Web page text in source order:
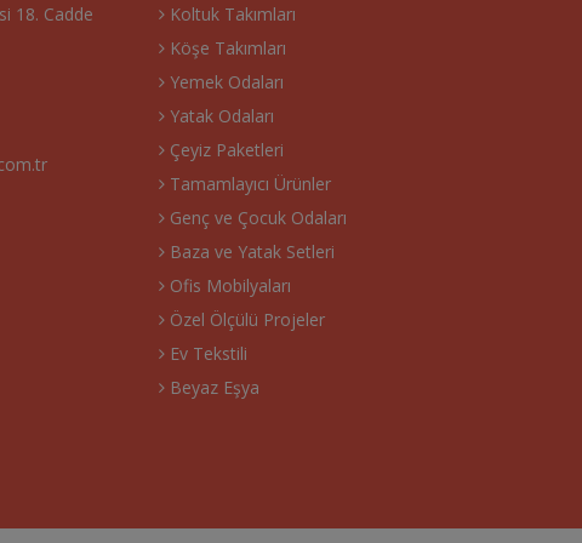
18. Cadde
Koltuk Takımları
Köşe Takımları
Yemek Odaları
Yatak Odaları
Çeyiz Paketleri
Tamamlayıcı Ürünler
Genç ve Çocuk Odaları
Baza ve Yatak Setleri
Ofis Mobilyaları
Özel Ölçülü Projeler
Ev Tekstili
Beyaz Eşya